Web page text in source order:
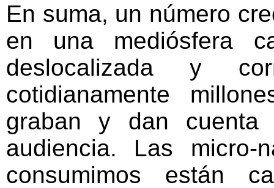
OBJETO DE ESTUDIO.
SEMANTIZAR EL TERRITORIO
FACEBOOK: SOCIABILIDAD EN LÍNEA
»PARA SEGUIR ADELANTE
En suma, un número
en una mediósfera
deslocalizada y
cotidianamente
graban y dan
audiencia. Las micro-
consumimos están